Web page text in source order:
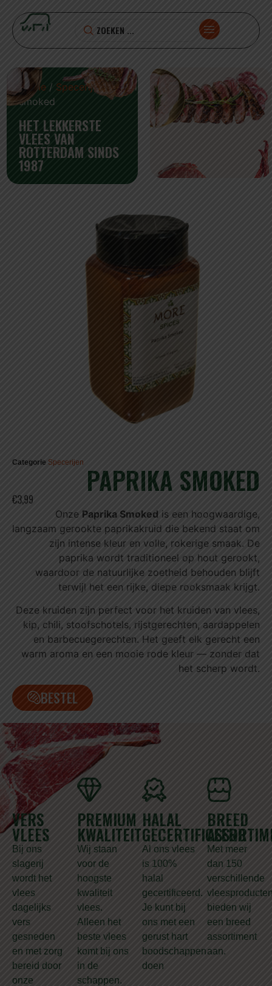
Home / Specerijen/ paprika
smoked
HET LEKKERSTE
VLEES VAN
ROTTERDAM SINDS
1987
Categorie Specerijen PAPRIKA SMOKED
€3,99
Onze Paprika Smoked is een hoogwaardige,
langzaam gerookte paprikakruid die bekend staat om
zijn intense kleur en volle, rokerige smaak. De
paprika wordt traditioneel op hout gerookt,
waardoor de natuurlijke zoetheid behouden blijft
terwijl het een rijke, diepe rooksmaak krijgt.
Deze kruiden zijn perfect voor het kruiden van vlees,
kip, chili, stoofschotels, rijstgerechten, aardappelen
en barbecuegerechten. Het geeft elk gerecht een
warm aroma en een mooie rode kleur — zonder dat
het scherp wordt.
BESTEL
VERS
VLEES
Bij ons
slagerij
wordt het
vlees
dagelijks
vers
gesneden
en met zorg
bereid door
onze
PREMIUM
KWALITEIT
Wij staan
voor de
hoogste
kwaliteit
vlees.
Alleen het
beste vlees
komt bij ons
in de
schappen.
HALAL
GECERTIFICEERD
Al ons vlees
is 100%
halal
gecertificeerd.
Je kunt bij
ons met een
gerust hart
boodschappen
doen
BREED
Met meer
dan 150
verschillende
bieden wij
een breed
assortiment
aan.